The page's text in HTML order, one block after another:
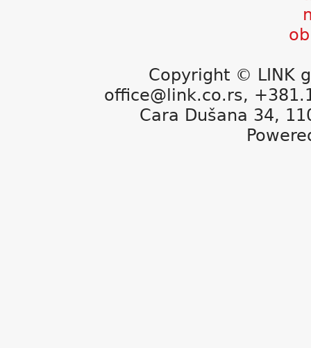
Copyright © LINK
office@link.co.rs,
Cara Dušana 34,